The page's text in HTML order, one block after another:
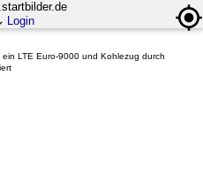
Login
LTE Euro-9000 und Kohlezug durch